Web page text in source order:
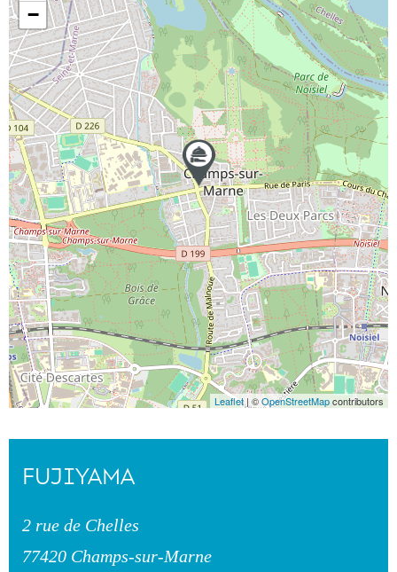
−
Leaflet| ©OpenStreetMapcontributors
FUJIYAMA
2 rue de Chelles
77420 Champs-sur-Marne